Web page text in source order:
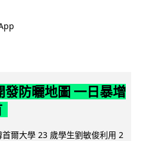
發防曬地圖 一日暴增
首爾大學 23 歲學生劉敏俊利用 2